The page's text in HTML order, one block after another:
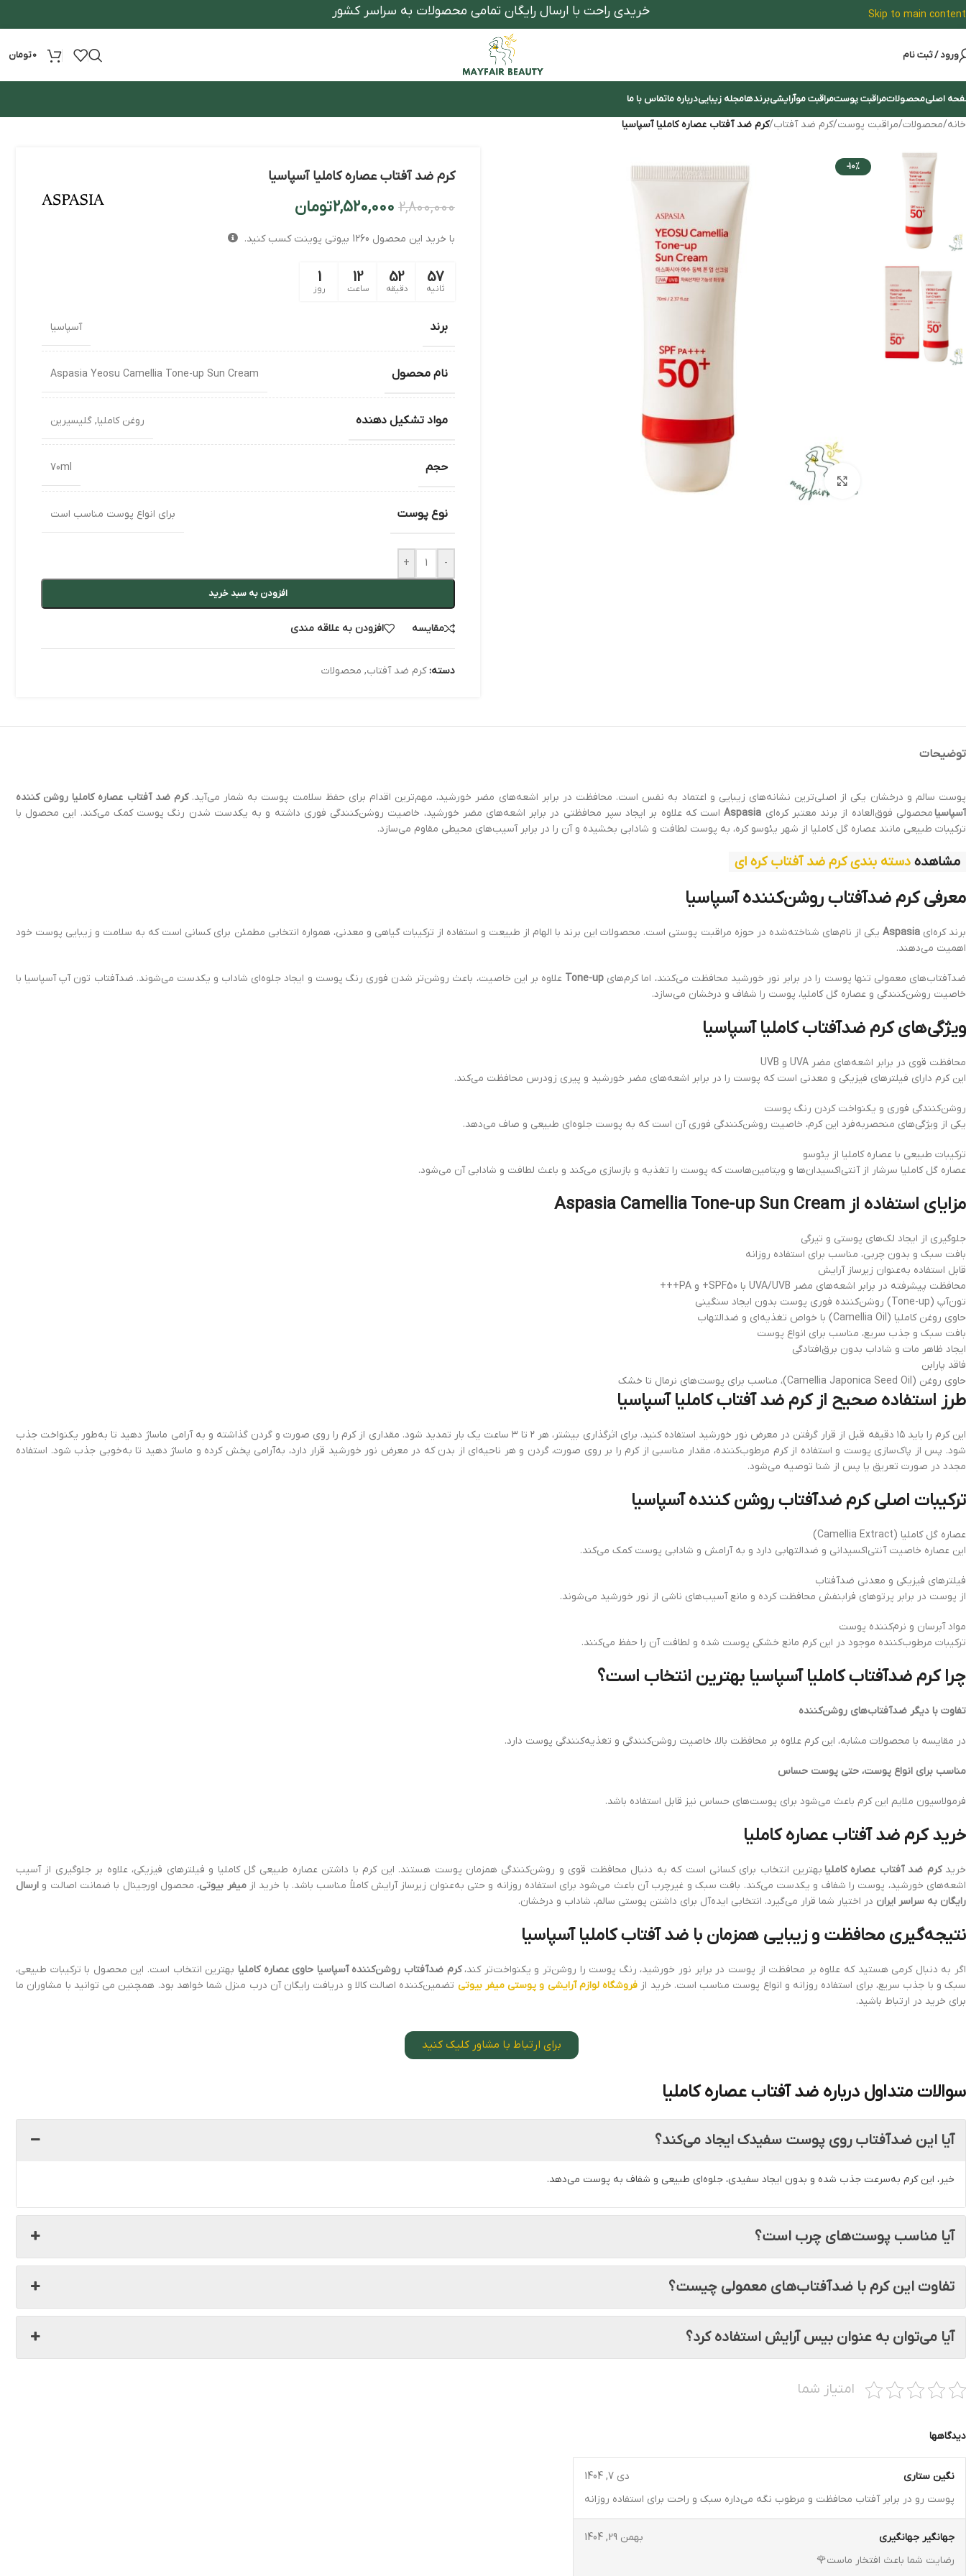
Skip to main content خریدی راحت با ارسال رایگان تمامی محصولات به سراسر کشور
ورود / ثبت نام 0تومان
اصلیمحصولاتمراقبت پوستمراقبت موآرایشیبرندهامجله زیباییدرباره ماتماس با ما
خانه/محصولات/مراقبت پوست/کرم ضد آفتاب/کرم ضد آفتاب عصاره کاملیا آسپاسیا
-10%
بزرگنمایی تصویر
کرم ضد آفتاب عصاره کاملیا آسپاسیا
2,800,000
2,520,000تومان
با خرید این محصول 1260 بیوتی‌ پوینت کسب کنید.
1
روز
12
ساعت
52
دقیقه
56
ثانیه
برند آسپاسیا
نام محصول Aspasia Yeosu Camellia Tone-up Sun Cream
مواد تشکیل دهنده روغن کاملیا, گلیسیرین
حجم 70ml
نوع پوست برای انواع پوست مناسب است
-
+
افزودن به سبد خرید
مقایسه افزودن به علاقه مندی
دسته: کرم ضد آفتاب, محصولات
توضیحات
پوست سالم و درخشان یکی از اصلی‌ترین نشانه‌های زیبایی و اعتماد به نفس است. محافظت در برابر اشعه‌های مضر خورشید، مهم‌ترین اقدام برای حفظ سلامت پوست به شمار می‌آید.کرم ضد آفتاب عصاره کاملیا روشن‌ کننده
آسپاسیا محصولی فوق‌العاده از برند معتبر کره‌ای Aspasiaاست که علاوه بر ایجاد سپر محافظتی در برابر اشعه‌های مضر خورشید، خاصیت روشن‌کنندگی فوری داشته و به یکدست شدن رنگ پوست کمک می‌کند. این محصول با
ترکیبات طبیعی مانند عصاره گل کاملیا از شهر یئوسو کره، به پوست لطافت و شادابی بخشیده و آن را در برابر آسیب‌های محیطی مقاوم می‌سازد.
مشاهده دسته بندی کرم ضد آفتاب کره ای
معرفی کرم ضدآفتاب روشن‌کننده آسپاسیا
برند کره‌ایAspasia یکی از نام‌های شناخته‌شده در حوزه مراقبت پوستی است. محصولات این برند با الهام از طبیعت و استفاده از ترکیبات گیاهی و معدنی، همواره انتخابی مطمئن برای کسانی است که به سلامت و زیبایی پوست خود
اهمیت می‌دهند.
ضدآفتاب‌های معمولی تنها پوست را در برابر نور خورشید محافظت می‌کنند، اما کرم‌های Tone-up علاوه بر این خاصیت، باعث روشن‌تر شدن فوری رنگ پوست و ایجاد جلوه‌ای شاداب و یکدست می‌شوند. ضدآفتاب تون آپ آسپاسیا با
خاصیت روشن‌کنندگی و عصاره گل کاملیا، پوست را شفاف و درخشان می‌سازد.
ویژگی‌های کرم ضدآفتاب کاملیا آسپاسیا
محافظت قوی در برابر اشعه‌های مضر UVA و UVB
این کرم دارای فیلترهای فیزیکی و معدنی است که پوست را در برابر اشعه‌های مضر خورشید و پیری زودرس محافظت می‌کند.
روشن‌کنندگی فوری و یکنواخت کردن رنگ پوست
یکی از ویژگی‌های منحصربه‌فرد این کرم، خاصیت روشن‌کنندگی فوری آن است که به پوست جلوه‌ای طبیعی و صاف می‌دهد.
ترکیبات طبیعی با عصاره کاملیا از یئوسو
عصاره گل کاملیا سرشار از آنتی‌اکسیدان‌ها و ویتامین‌هاست که پوست را تغذیه و بازسازی می‌کند و باعث لطافت و شادابی آن می‌شود.
مزایای استفاده از Aspasia Camellia Tone-up Sun Cream
جلوگیری از ایجاد لک‌های پوستی و تیرگی
بافت سبک و بدون چربی، مناسب برای استفاده روزانه
قابل استفاده به‌عنوان زیرساز آرایش
محافظت پیشرفته در برابر اشعه‌های مضر UVA/UVB با SPF50+ و PA+++
تون‌آپ (Tone-up) روشن‌کننده فوری پوست بدون ایجاد سنگینی
حاوی روغن کاملیا (Camellia Oil) با خواص تغذیه‌ای و ضدالتهاب
بافت سبک و جذب سریع، مناسب برای انواع پوست
ایجاد ظاهر مات و شاداب بدون برق‌افتادگی
فاقد پارابن
حاوی روغن (Camellia Japonica Seed Oil)، مناسب برای پوست‌های نرمال تا خشک
طرز استفاده صحیح از کرم ضد آفتاب کاملیا آسپاسیا
این کرم را باید ۱۵ دقیقه قبل از قرار گرفتن در معرض نور خورشید استفاده کنید. برای اثرگذاری بیشتر، هر ۲ تا ۳ ساعت یک بار تمدید شود. مقداری از کرم را روی صورت و گردن گذاشته و به آرامی ماساژ دهید تا به‌طور یکنواخت جذب
شود. پس از پاک‌سازی پوست و استفاده از کرم مرطوب‌کننده، مقدار مناسبی از کرم را بر روی صورت، گردن و هر ناحیه‌ای از بدن که در معرض نور خورشید قرار دارد، به‌آرامی پخش کرده و ماساژ دهید تا به‌خوبی جذب شود. استفاده
مجدد در صورت تعریق یا پس از شنا توصیه می‌شود.
ترکیبات اصلی کرم ضدآفتاب روشن‌ کننده آسپاسیا
عصاره گل کاملیا (Camellia Extract)
این عصاره خاصیت آنتی‌اکسیدانی و ضدالتهابی دارد و به آرامش و شادابی پوست کمک می‌کند.
فیلترهای فیزیکی و معدنی ضدآفتاب
از پوست در برابر پرتوهای فرابنفش محافظت کرده و مانع آسیب‌های ناشی از نور خورشید می‌شوند.
مواد آبرسان و نرم‌کننده پوست
ترکیبات مرطوب‌کننده موجود در این کرم مانع خشکی پوست شده و لطافت آن را حفظ می‌کنند.
چرا کرم ضدآفتاب کاملیا آسپاسیا بهترین انتخاب است؟
تفاوت با دیگر ضدآفتاب‌های روشن‌کننده
در مقایسه با محصولات مشابه، این کرم علاوه بر محافظت بالا، خاصیت روشن‌کنندگی و تغذیه‌کنندگی پوست دارد.
مناسب برای انواع پوست، حتی پوست حساس
فرمولاسیون ملایم این کرم باعث می‌شود برای پوست‌های حساس نیز قابل استفاده باشد.
خرید کرم ضد آفتاب عصاره کاملیا
خریدکرم ضد آفتاب عصاره کاملیا بهترین انتخاب برای کسانی است که به دنبال محافظت قوی و روشن‌کنندگی همزمان پوست هستند. این کرم با داشتن عصاره طبیعی گل کاملیا و فیلترهای فیزیکی، علاوه بر جلوگیری از آسیب
اشعه‌های خورشید، پوست را شفاف و یکدست می‌کند. بافت سبک و غیرچرب آن باعث می‌شود برای استفاده روزانه و حتی به‌عنوان زیرساز آرایش کاملاً مناسب باشد. با خرید ازمیفر بیوتی، محصول اورجینال با ضمانت اصالت و ارسال
رایگان به سراسر ایران در اختیار شما قرار می‌گیرد. انتخابی ایده‌آل برای داشتن پوستی سالم، شاداب و درخشان.
نتیجه‌گیری محافظت و زیبایی همزمان با ضد آفتاب کاملیا آسپاسیا
اگر به دنبال کرمی هستید که علاوه بر محافظت از پوست در برابر نور خورشید، رنگ پوست را روشن‌تر و یکنواخت‌تر کند،کرم ضدآفتاب روشن‌کننده آسپاسیا حاوی عصاره کاملیا بهترین انتخاب است. این محصول با ترکیبات طبیعی،
سبک و با جذب سریع، برای استفاده روزانه و انواع پوست مناسب است. خرید از فروشگاه لوازم آرایشی و پوستی میفر بیوتی تضمین‌کننده اصالت کالا و دریافت رایگان آن درب منزل شما خواهد بود. همچنین می توانید با مشاوران ما
برای خرید در ارتباط باشید.
برای ارتباط با مشاور کلیک کنید
سوالات متداول درباره ضد آفتاب عصاره کاملیا
آیا این ضدآفتاب روی پوست سفیدک ایجاد می‌کند؟
خیر، این کرم به‌سرعت جذب شده و بدون ایجاد سفیدی، جلوه‌ای طبیعی و شفاف به پوست می‌دهد.
آیا مناسب پوست‌های چرب است؟
تفاوت این کرم با ضدآفتاب‌های معمولی چیست؟
آیا می‌توان به عنوان بیس آرایش استفاده کرد؟
امتیاز شما
دیدگاهها
نگین ستاری
دی 7, 1404
پوست رو در برابر آفتاب محافظت و مرطوب نگه می‌داره سبک و راحت برای استفاده روزانه
جهانگیر جهانگیری
بهمن 29, 1404
رضایت شما باعث افتخار ماست🌹